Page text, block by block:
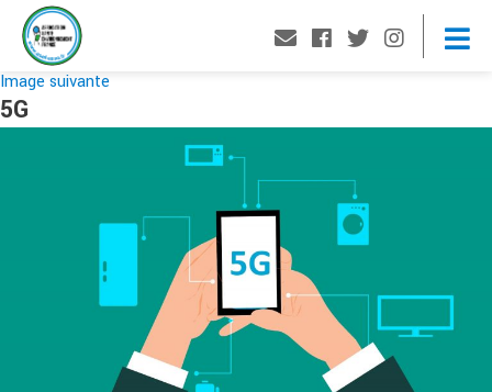
Image suivante
5G